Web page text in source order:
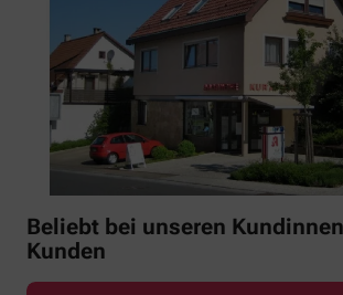
Beliebt bei unseren
Kunden